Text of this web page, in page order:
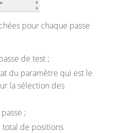
pour chaque passe
de test ;
du paramètre qui est le
la sélection des
;
de positions